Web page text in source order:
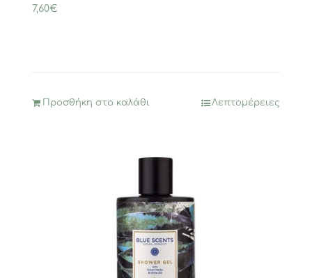
7,60€
Προσθήκη στο καλάθι Λεπτομέρειες